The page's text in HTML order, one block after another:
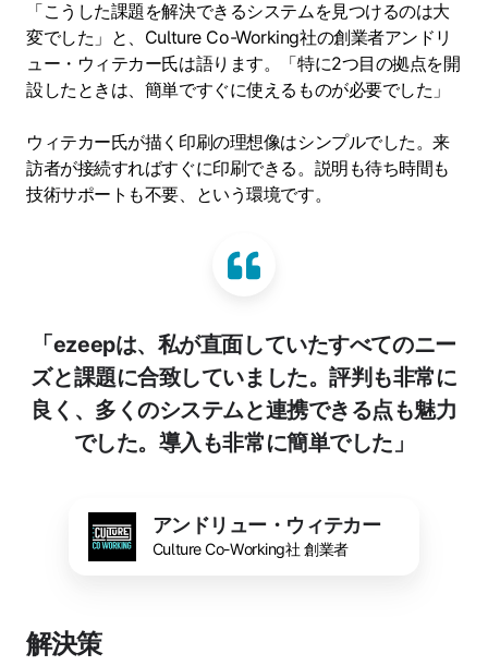
「こうした課題を解決できるシステムを見つけるのは大
変でした」と、Culture Co-Working社の創業者アンドリ
ュー・ウィテカー氏は語ります。「特に2つ目の拠点を開
設したときは、簡単ですぐに使えるものが必要でした」
ウィテカー氏が描く印刷の理想像はシンプルでした。来
訪者が接続すればすぐに印刷できる。説明も待ち時間も
技術サポートも不要、という環境です。
「ezeepは、私が直面していたすべてのニー
ズと課題に合致していました。評判も非常に
良く、多くのシステムと連携できる点も魅力
でした。導入も非常に簡単でした」
アンドリュー・ウィテカー
Culture Co-Working社 創業者
解決策